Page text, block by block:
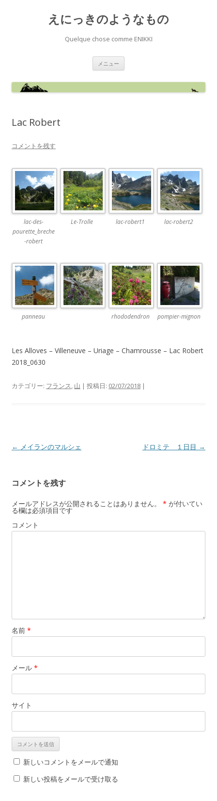
えにっきのようなもの
Quelque chose comme ENIKKI
メニュー
ン
へ
Lac Robert
コメントを残す
lac-des-
pourette_breche
-robert
Le-Trolle lac-robert1 lac-robert2
panneau rhododendron pompier-mignon
Les Alloves – Villeneuve – Uriage – Chamrousse – Lac Robert
2018_0630
カテゴリー: フランス, 山 | 投稿日: 02/07/2018 |
投
ビ
ゲ
ー
シ
← メイランのマルシェ ドロミテ １日目 →
コメントを残す
メールアドレスが公開されることはありません。 * が付いてい
る欄は必須項目です
コメント
名前 *
メール *
サイト
新しいコメントをメールで通知
新しい投稿をメールで受け取る